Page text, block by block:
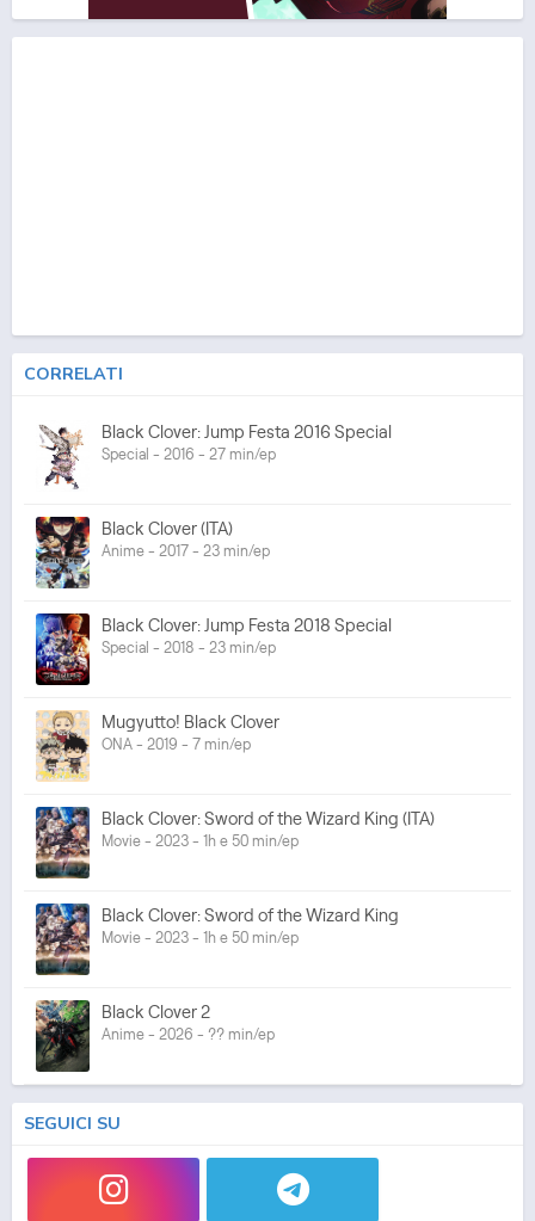
CORRELATI
Black Clover: Jump Festa 2016 Special
Special - 2016 - 27 min/ep
Black Clover (ITA)
Anime - 2017 - 23 min/ep
Black Clover: Jump Festa 2018 Special
Special - 2018 - 23 min/ep
Mugyutto! Black Clover
ONA - 2019 - 7 min/ep
Black Clover: Sword of the Wizard King (ITA)
Movie - 2023 - 1h e 50 min/ep
Black Clover: Sword of the Wizard King
Movie - 2023 - 1h e 50 min/ep
Black Clover 2
Anime - 2026 - ?? min/ep
SEGUICI SU